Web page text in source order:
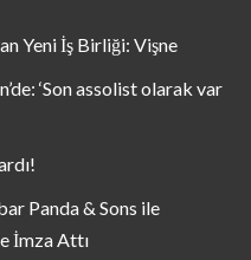
Yeni İş Birliği: Vişne
‘Son assolist olarak var
Panda & Sons ile
İmza Attı